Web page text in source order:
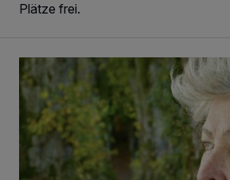
Plätze frei.
„Private Altersvorsorge – Frauen